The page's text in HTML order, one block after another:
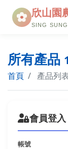
欣山園
SING
餐廳介紹
優惠訊息
購物流程
所有產品
首頁 產品列
會員登入
帳號